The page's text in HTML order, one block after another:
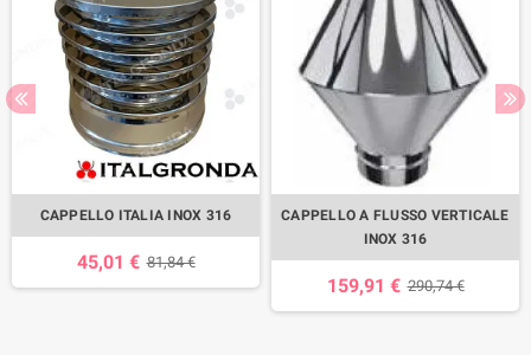
CAPPELLO ITALIA INOX 316
45,01 € 81,84 €
CAPPELLO A FLUSSO VERTICALE
INOX 316
159,91 € 290,74 €